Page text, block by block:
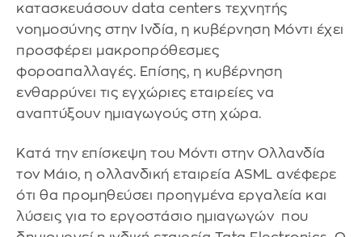
κατασκευάσουν data centers τεχνητής
νοημοσύνης στην Ινδία, η κυβέρνηση Μόντι έχει
προσφέρει μακροπρόθεσμες
φοροαπαλλαγές. Επίσης, η κυβέρνηση
ενθαρρύνει τις εγχώριες εταιρείες να
αναπτύξουν ημιαγωγούς στη χώρα.
Κατά την επίσκεψη του Μόντι στην Ολλανδία
τον Μάιο, η ολλανδική εταιρεία ASML ανέφερε
ότι θα προμηθεύσει προηγμένα εργαλεία και
λύσεις για το εργοστάσιο ημιαγωγών που